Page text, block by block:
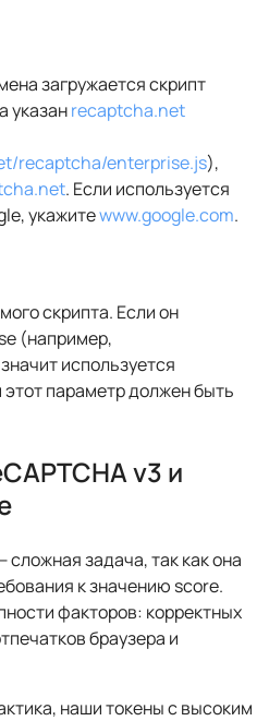
загружается скрипт
указанrecaptcha.net
recaptcha/enterprise.js),
. Если используется
укажитеwww.google.com.
скрипта. Если он
(например,
используется
параметр должен быть
v3 и
задача, так как она
к значению score.
факторов: корректных
браузера и
наши токены с высоким